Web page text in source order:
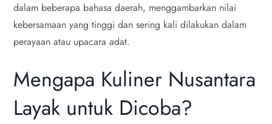
dalam beberapa bahasa daerah, menggambarkan nilai
kebersamaan yang tinggi dan sering kali dilakukan dalam
perayaan atau upacara adat.
Mengapa Kuliner Nusantara
Layak untuk Dicoba?